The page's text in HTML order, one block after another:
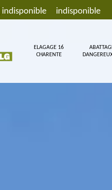
indisponible indisponible
ELAGAGE 16
CHARENTE